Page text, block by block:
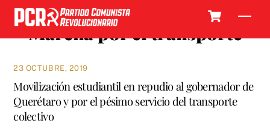
Skip
contentMarcha por el transporte
23 OCTUBRE, 2019
Movilización estudiantil en repudio al gobernador de
Querétaro y por el pésimo servicio del transporte
colectivo